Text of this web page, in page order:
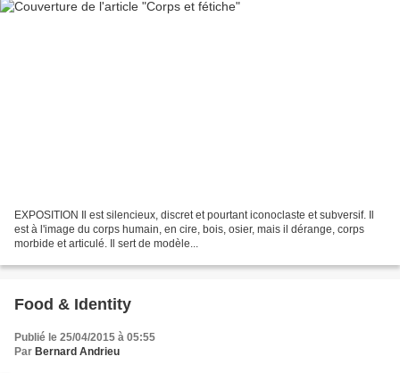
EXPOSITION Il est silencieux, discret et pourtant iconoclaste et subversif. Il
est à l'image du corps humain, en cire, bois, osier, mais il dérange, corps
morbide et articulé. Il sert de modèle...
Food & Identity
Publié le 25/04/2015 à 05:55
Par Bernard Andrieu